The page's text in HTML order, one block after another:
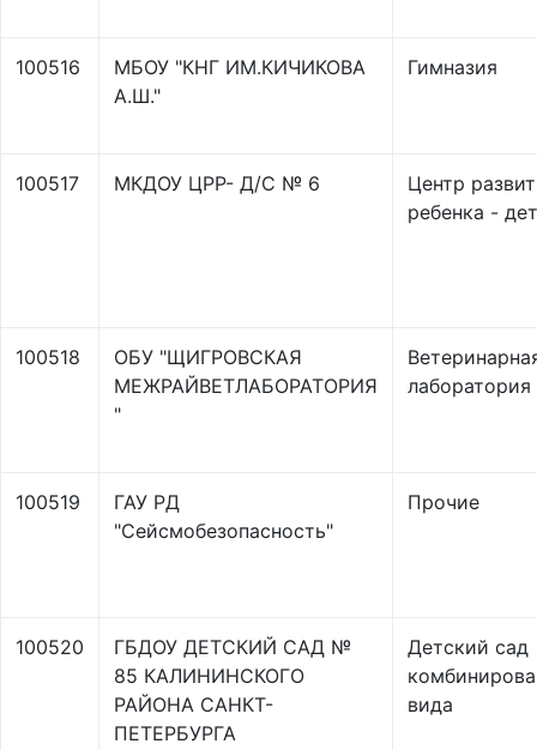
100516
МБОУ "КНГ ИМ.КИЧИКОВА
А.Ш."
Гимназия
100517 МКДОУ ЦРР- Д/С № 6
Центр
ребенка -
100518
ОБУ "ЩИГРОВСКАЯ
МЕЖРАЙВЕТЛАБОРАТОРИЯ
"
лаборатория
100519
ГАУ РД
"Сейсмобезопасность"
Прочие
100520
ГБДОУ ДЕТСКИЙ САД №
85 КАЛИНИНСКОГО
РАЙОНА САНКТ-
ПЕТЕРБУРГА
Детский сад
вида